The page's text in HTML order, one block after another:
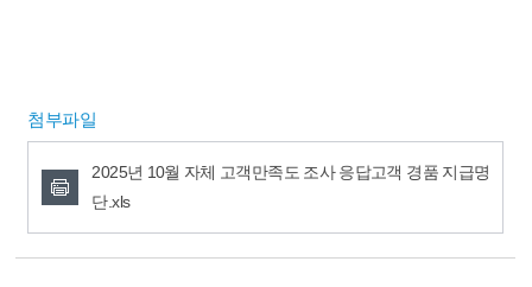
첨부파일
2025년 10월 자체 고객만족도 조사 응답고객 경품 지급명
단.xls